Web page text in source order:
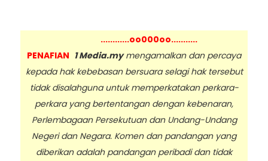
............oo000oo...........
PENAFIAN 1 Media.mymengamalkan dan percaya
kepada hak kebebasan bersuara selagi hak tersebut
tidak disalahguna untuk memperkatakan perkara-
perkara yang bertentangan dengan kebenaran,
Perlembagaan Persekutuan dan Undang-Undang
Negeri dan Negara. Komen dan pandangan yang
diberikan adalah pandangan peribadi dan tidak